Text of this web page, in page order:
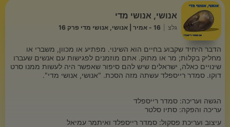
אנושי, אנושי מדי
גלצ 16 - אמיר | אנושי, אנושי מדי פרק 16
הדבר היחיד שקבוע בחיים הוא השינוי. מפתיע או מכוון, משברי או
מחליק בקלות; מר או מתוק. אתם מוזמנים לפגישות עם אנשים שעברו
שינויים כאלה, ישראלים שיש להם סיפור שאפשר היה לעשות ממנו סרט
דוקו. סמדר רייספלד עשתה מזה הסכת. "אנושי, אנושי מדי".
הגשה ועריכה: סמדר רייספלד
עריכה והפקה: סתיו סלטר
עיצוב ועריכת פסקול: סמדר רייספלד ואיתמר עמיאל